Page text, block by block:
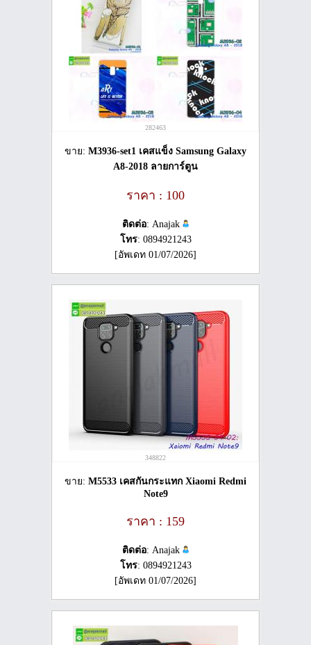
282463
ขาย: M3936-set1 เคสแข็ง Samsung Galaxy
A8-2018 ลายการ์ตูน
ราคา : 100
ติดต่อ: Anajak
โทร: 0894921243
[อัพเดท 01/07/2026]
348822
ขาย: M5533 เคสกันกระแทก Xiaomi Redmi
Note9
ราคา : 159
ติดต่อ: Anajak
โทร: 0894921243
[อัพเดท 01/07/2026]